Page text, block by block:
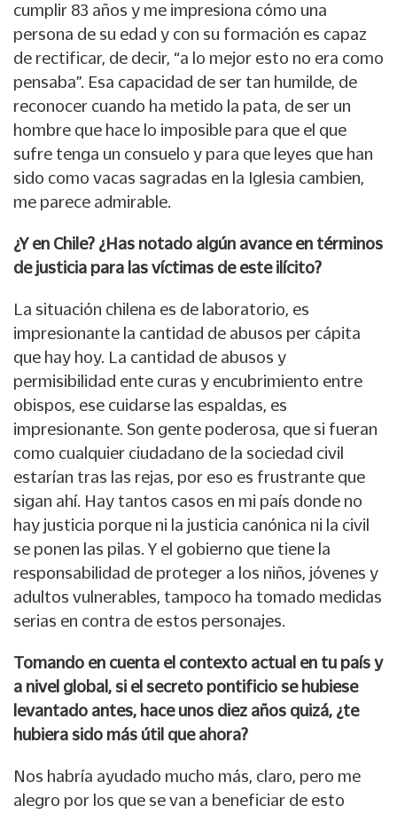
cumplir 83 años y me impresiona cómo una
persona de su edad y con su formación es capaz
de rectificar, de decir, “a lo mejor esto no era como
pensaba”. Esa capacidad de ser tan humilde, de
reconocer cuando ha metido la pata, de ser un
hombre que hace lo imposible para que el que
sufre tenga un consuelo y para que leyes que han
sido como vacas sagradas en la Iglesia cambien,
me parece admirable.
¿Y en Chile? ¿Has notado algún avance en términos
de justicia para las víctimas de este ilícito?
La situación chilena es de laboratorio, es
impresionante la cantidad de abusos per cápita
que hay hoy. La cantidad de abusos y
permisibilidad ente curas y encubrimiento entre
obispos, ese cuidarse las espaldas, es
impresionante. Son gente poderosa, que si fueran
como cualquier ciudadano de la sociedad civil
estarían tras las rejas, por eso es frustrante que
sigan ahí. Hay tantos casos en mi país donde no
hay justicia porque ni la justicia canónica ni la civil
se ponen las pilas. Y el gobierno que tiene la
responsabilidad de proteger a los niños, jóvenes y
adultos vulnerables, tampoco ha tomado medidas
serias en contra de estos personajes.
Tomando en cuenta el contexto actual en tu país y
a nivel global, si el secreto pontificio se hubiese
levantado antes, hace unos diez años quizá, ¿te
hubiera sido más útil que ahora?
Nos habría ayudado mucho más, claro, pero me
alegro por los que se van a beneficiar de esto